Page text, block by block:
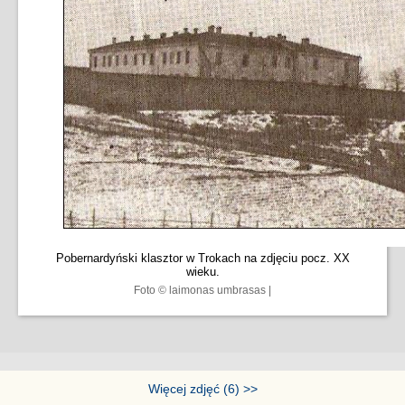
Pobernardyński klasztor w Trokach na zdjęciu pocz. XX
wieku.
Foto © laimonas umbrasas |
Więcej zdjęć (6) >>